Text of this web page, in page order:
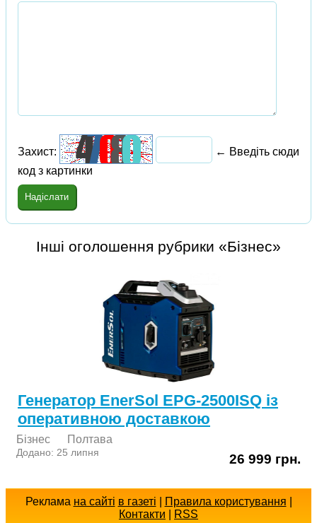
Захист:
← Введіть сюди
код з картинки
Інші оголошення рубрики «Бізнес»
Генератор EnerSol EPG-2500ISQ із
оперативною доставкою
Бізнес Полтава
Додано: 25 липня 26 999 грн.
Реклама на сайті в газеті Правила користування
Контакти
RSS